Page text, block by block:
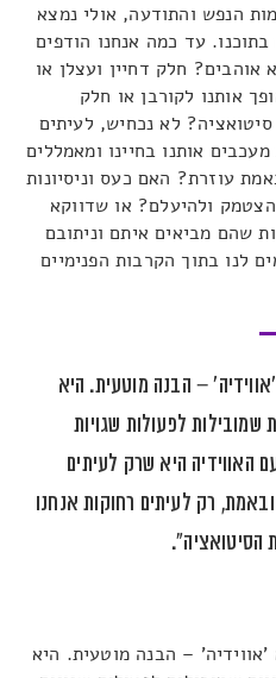
הנפש והתודעה, אולי נמצא
עד כמה אנחנו הודפים
אוהבים? חלק דחיין ועצלן או
אותנו לקורבן או חלק
לא נכחיש, לעיתים
אותנו בחיינו ומאמללים
עוזרת? האם כעס וניסיונות
ולהיעלם? או שדווקא
שהם מביאים איתם וניתובם
לנו בתוך הקרבות הפנימיים
– הבנה מוטעית. היא
שמובילות לפעולות שגויות
האווידיה היא שרק לעיתים
רק לעיתים רחוקות אנחנו
הסיטואציה".
– הבנה מוטעית. היא